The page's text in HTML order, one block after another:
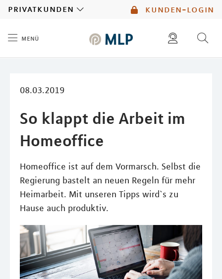
kunden-login
privatkunden
menü
08.03.2019
So klappt die Arbeit im
Homeoffice
Homeoffice ist auf dem Vormarsch. Selbst die
Regierung bastelt an neuen Regeln für mehr
Heimarbeit. Mit unseren Tipps wird`s zu
Hause auch produktiv.